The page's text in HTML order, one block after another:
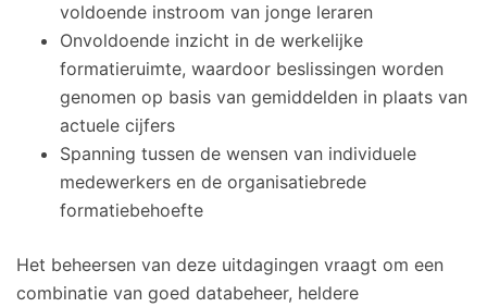
voldoende instroom van jonge leraren
Onvoldoende inzicht in de werkelijke
formatieruimte, waardoor beslissingen worden
genomen op basis van gemiddelden in plaats van
actuele cijfers
Spanning tussen de wensen van individuele
medewerkers en de organisatiebrede
formatiebehoefte
Het beheersen van deze uitdagingen vraagt om een
combinatie van goed databeheer, heldere